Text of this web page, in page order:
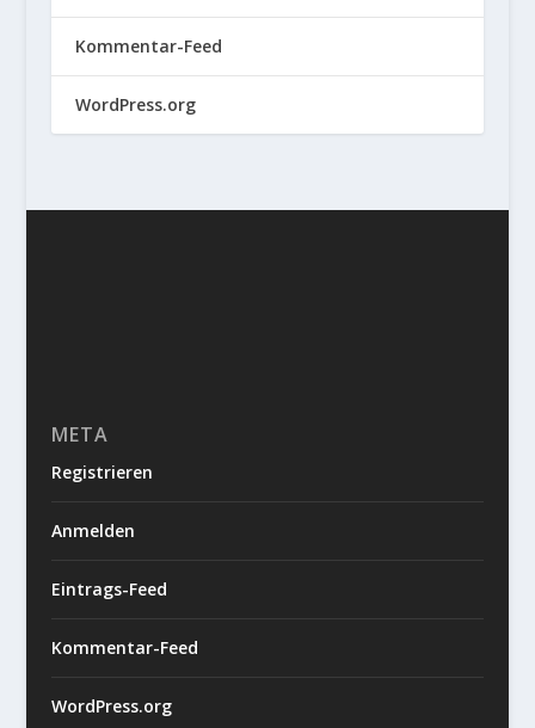
Kommentar-Feed
WordPress.org
META
Registrieren
Anmelden
Eintrags-Feed
Kommentar-Feed
WordPress.org